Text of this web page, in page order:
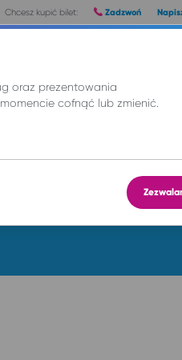
Chcesz kupić bilet: Zadzwoń
oraz prezentowania
cofnąć lub zmienić.